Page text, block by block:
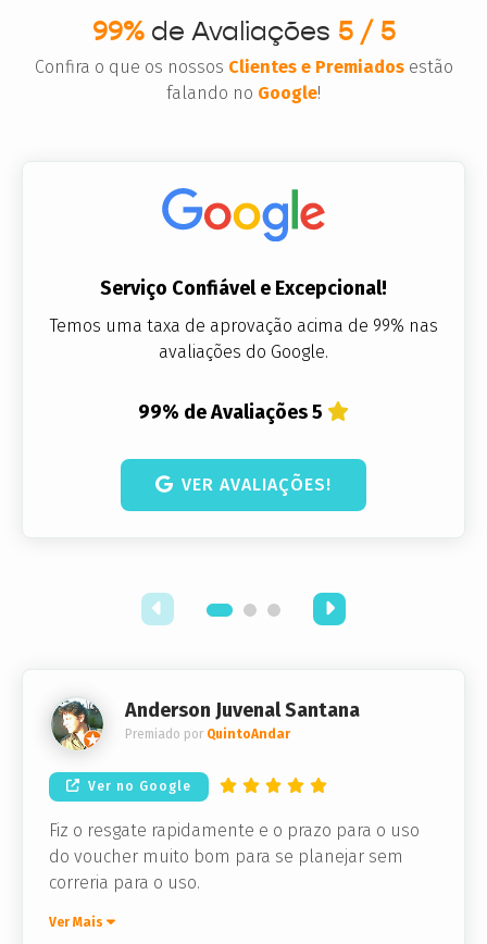
99%de Avaliações 5 / 5
Confira o que os nossos Clientes e Premiadosestão
falando no Google!
Serviço Confiável e Excepcional!
Temos uma taxa de aprovação acima de 99% nas
avaliações do Google.
99% de Avaliações 5
VER AVALIAÇÕES!
Anderson Juvenal Santana
Premiado por QuintoAndar
Ver no Google
Fiz o resgate rapidamente e o prazo para o uso
do voucher muito bom para se planejar sem
correria para o uso.
Ver Mais